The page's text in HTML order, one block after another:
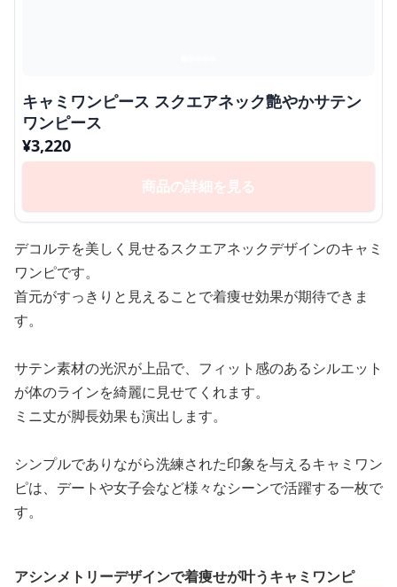
キャミワンピース スクエアネック艶やかサテン
ワンピース
¥3,220
商品の詳細を見る
デコルテを美しく見せるスクエアネックデザインのキャミ
ワンピです。
首元がすっきりと見えることで着痩せ効果が期待できま
す。
サテン素材の光沢が上品で、フィット感のあるシルエット
が体のラインを綺麗に見せてくれます。
ミニ丈が脚長効果も演出します。
シンプルでありながら洗練された印象を与えるキャミワン
ピは、デートや女子会など様々なシーンで活躍する一枚で
す。
アシンメトリーデザインで着痩せが叶うキャミワンピ